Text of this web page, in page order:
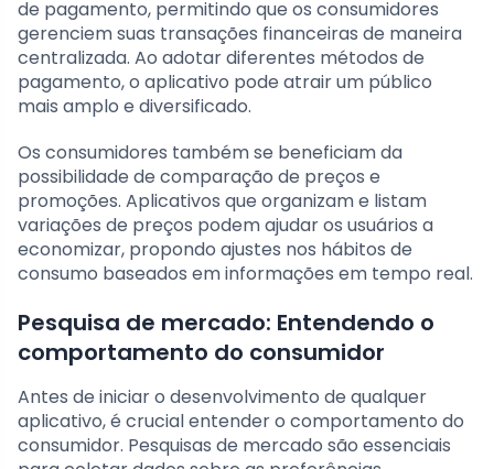
de pagamento, permitindo que os consumidores
gerenciem suas transações financeiras de maneira
centralizada. Ao adotar diferentes métodos de
pagamento, o aplicativo pode atrair um público
mais amplo e diversificado.
Os consumidores também se beneficiam da
possibilidade de comparação de preços e
promoções. Aplicativos que organizam e listam
variações de preços podem ajudar os usuários a
economizar, propondo ajustes nos hábitos de
consumo baseados em informações em tempo real.
Pesquisa de mercado: Entendendo o
comportamento do consumidor
Antes de iniciar o desenvolvimento de qualquer
aplicativo, é crucial entender o comportamento do
consumidor. Pesquisas de mercado são essenciais